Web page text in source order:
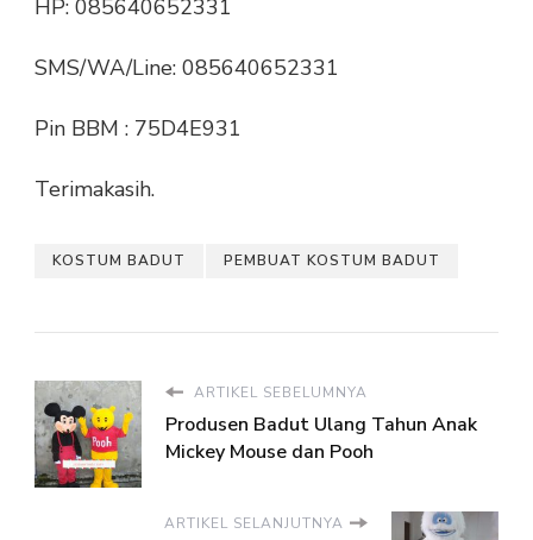
HP: 085640652331
SMS/WA/Line: 085640652331
Pin BBM : 75D4E931
Terimakasih.
KOSTUM BADUT PEMBUAT KOSTUM BADUT
ARTIKEL SEBELUMNYA
Produsen Badut Ulang Tahun Anak
Mickey Mouse dan Pooh
ARTIKEL SELANJUTNYA